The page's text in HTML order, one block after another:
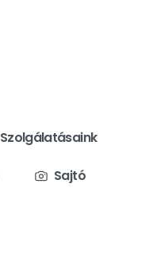
Szolgálatásaink
Sajtó